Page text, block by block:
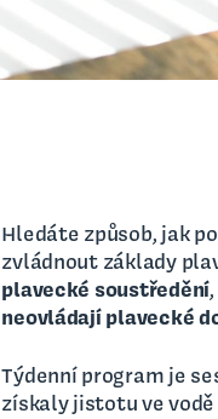
Hledáte způsob, jak
zvládnout základy
plavecké soustředění
neovládají plavecké
Týdenní program je
získaly jistotu ve